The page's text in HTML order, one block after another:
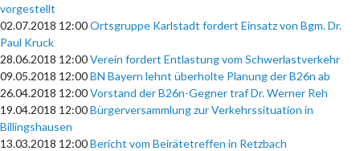
vorgestellt
02.07.2018 12:00Ortsgruppe Karlstadt fordert Einsatz von Bgm. Dr.
Paul Kruck
28.06.2018 12:00Verein fordert Entlastung vom Schwerlastverkehr
09.05.2018 12:00BN Bayern lehnt überholte Planung der B26n ab
26.04.2018 12:00Vorstand der B26n-Gegner traf Dr. Werner Reh
19.04.2018 12:00Bürgerversammlung zur Verkehrssituation in
Billingshausen
13.03.2018 12:00Bericht vom Beirätetreffen in Retzbach